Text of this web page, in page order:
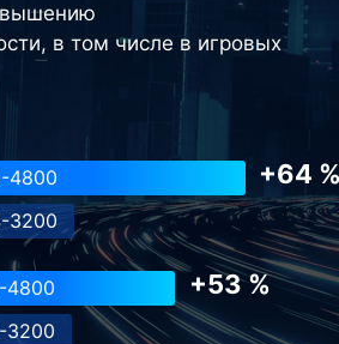
в том числе в игровых
4800 +64
3200
4800 +53 %
3200